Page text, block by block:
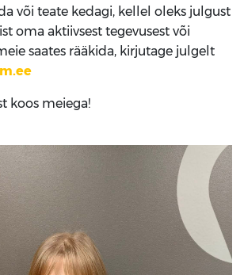
või teate kedagi, kellel oleks julgust
oma aktiivsest tegevusest või
saates rääkida, kirjutage julgelt
koos meiega!